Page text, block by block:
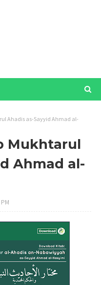
Ahadis as-Sayyid Ahmad al-
Mukhtarul
Ahmad al-